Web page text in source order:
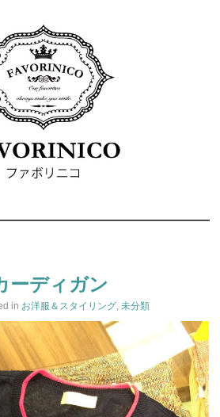
ーディガン
in お洋服＆スタイリング,未分類